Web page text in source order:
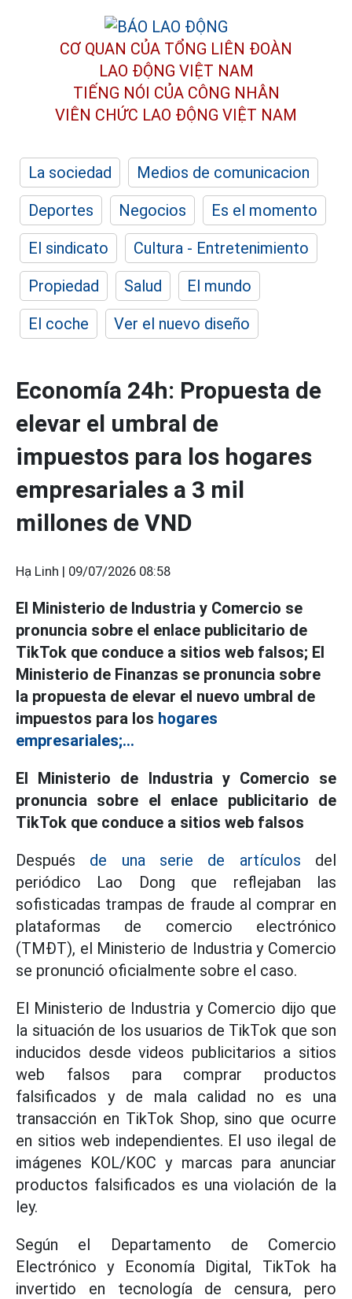
CƠ QUAN CỦA TỔNG LIÊN ĐOÀN
LAO ĐỘNG VIỆT NAM
TIẾNG NÓI CỦA CÔNG NHÂN
VIÊN CHỨC LAO ĐỘNG VIỆT NAM
La sociedad
Medios de comunicacion
Deportes
Negocios
Es el momento
El sindicato
Cultura - Entretenimiento
Propiedad
Salud
El mundo
El coche
Ver el nuevo diseño
Economía 24h: Propuesta de
elevar el umbral de
impuestos para los hogares
empresariales a 3 mil
millones de VND
Hạ Linh | 09/07/2026 08:58
El Ministerio de Industria y Comercio se
pronuncia sobre el enlace publicitario de
TikTok que conduce a sitios web falsos; El
Ministerio de Finanzas se pronuncia sobre
la propuesta de elevar el nuevo umbral de
impuestos para los hogares
empresariales;...
El Ministerio de Industria y Comercio se
pronuncia sobre el enlace publicitario de
TikTok que conduce a sitios web falsos
Después de una serie de artículos del
periódico Lao Dong que reflejaban las
sofisticadas trampas de fraude al comprar en
plataformas de comercio electrónico
(TMĐT), el Ministerio de Industria y Comercio
se pronunció oficialmente sobre el caso.
El Ministerio de Industria y Comercio dijo que
la situación de los usuarios de TikTok que son
inducidos desde videos publicitarios a sitios
web falsos para comprar productos
falsificados y de mala calidad no es una
transacción en TikTok Shop, sino que ocurre
en sitios web independientes. El uso ilegal de
imágenes KOL/KOC y marcas para anunciar
productos falsificados es una violación de la
ley.
Según el Departamento de Comercio
Electrónico y Economía Digital, TikTok ha
invertido en tecnología de censura, pero